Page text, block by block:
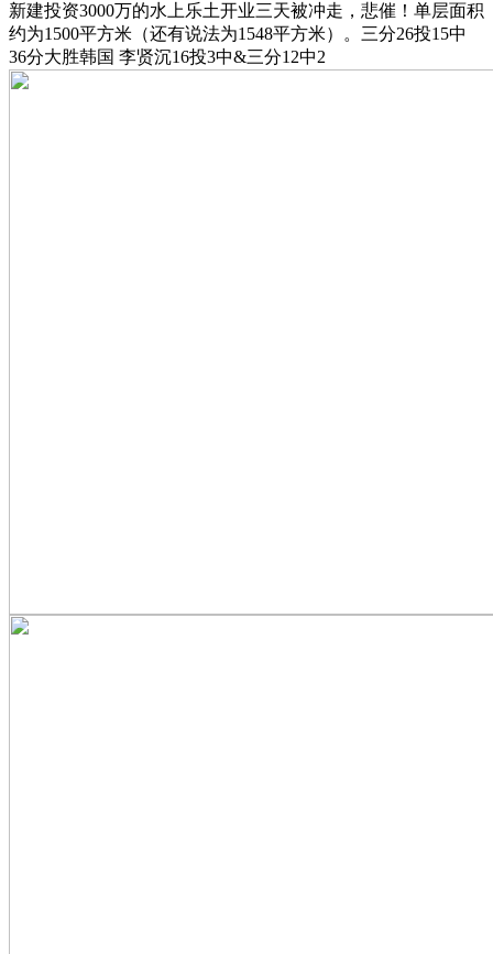
新建投资3000万的水上乐土开业三天被冲走，悲催！单层面积
约为1500平方米（还有说法为1548平方米）。三分26投15中
36分大胜韩国 李贤沉16投3中&三分12中2